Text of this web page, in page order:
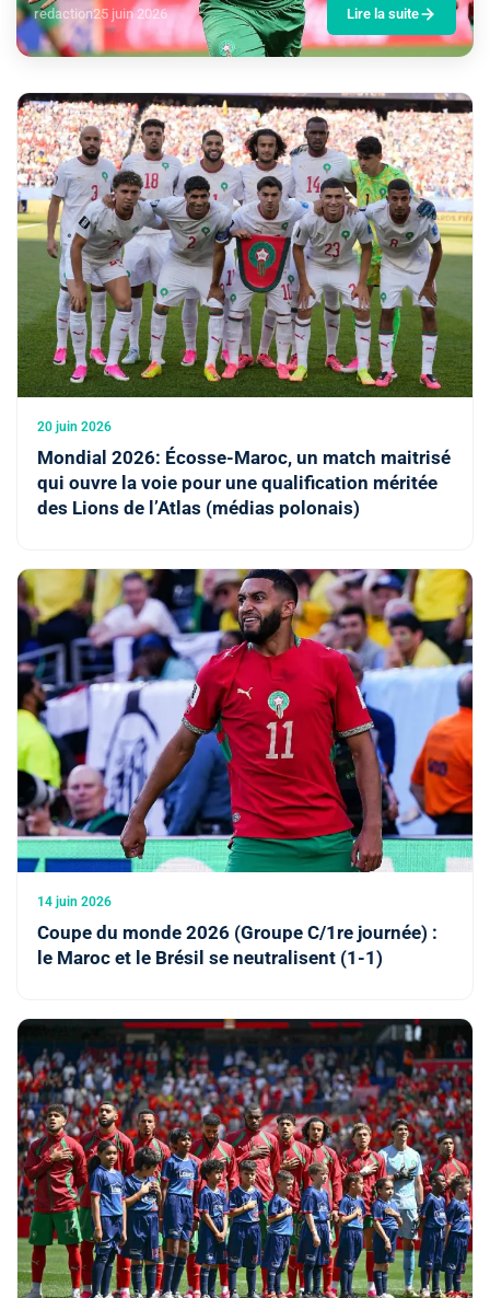
redaction25 juin 2026 Lire la suite
20 juin 2026
Mondial 2026: Écosse-Maroc, un match maitrisé
qui ouvre la voie pour une qualification méritée
des Lions de l’Atlas (médias polonais)
14 juin 2026
Coupe du monde 2026 (Groupe C/1re journée) :
le Maroc et le Brésil se neutralisent (1-1)